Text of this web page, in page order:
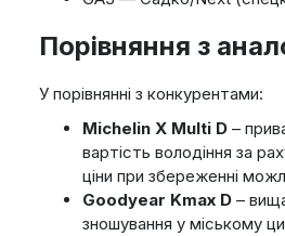
Порівняння з
У порівнянні з конкурентами:
Michelin X Multi D–
вартість володіння за
ціни при збереженні
Goodyear Kmax D–
зношування у міському